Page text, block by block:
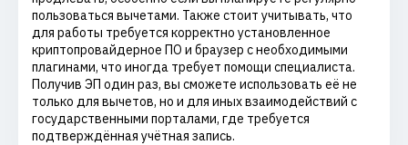
пользоваться вычетами. Также стоит учитывать, что
для работы требуется корректно установленное
криптопровайдерное ПО и браузер с необходимыми
плагинами, что иногда требует помощи специалиста.
Получив ЭП один раз, вы сможете использовать её не
только для вычетов, но и для иных взаимодействий с
государственными порталами, где требуется
подтверждённая учётная запись.